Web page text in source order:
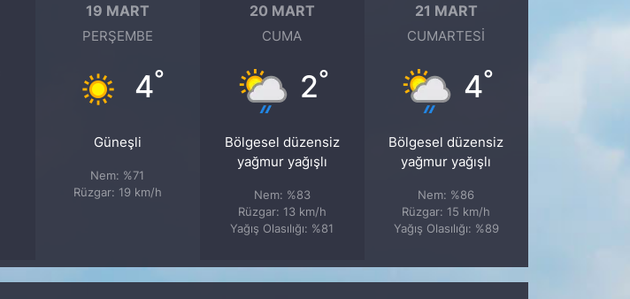
19 MART
PERŞEMBE
4°
Güneşli
Nem: %71
Rüzgar: 19 km/h
20 MART
CUMA
2°
Bölgesel düzensiz
yağmur yağışlı
Nem: %83
Rüzgar: 13 km/h
Yağış Olasılığı: %81
21 MART
CUMARTESI
4°
Bölgesel düzensiz
yağmur yağışlı
Nem: %86
Rüzgar: 15 km/h
Yağış Olasılığı: %89